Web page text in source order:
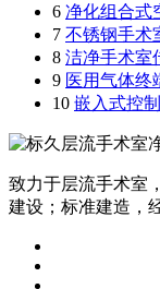
6 净化组合式
7 不锈钢手术
8 洁净手术室
9 医用气体终
10 嵌入式控
致力于层流手术室
建设；标准建造，